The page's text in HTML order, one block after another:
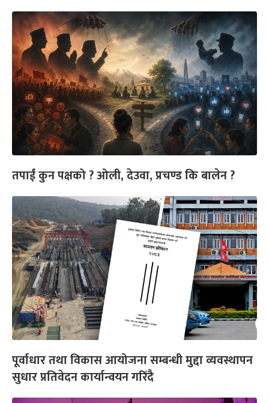
तपाईं कुन पक्षको ? ओली, देउवा, प्रचण्ड कि बालेन ?
पूर्वाधार तथा विकास आयोजना सम्बन्धी मुद्दा व्यवस्थापन
सुधार प्रतिवेदन कार्यान्वयन गरिँदै